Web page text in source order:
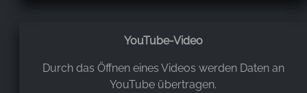
YouTube-Video
Durch das Öffnen eines Videos werden Daten an
YouTube übertragen.